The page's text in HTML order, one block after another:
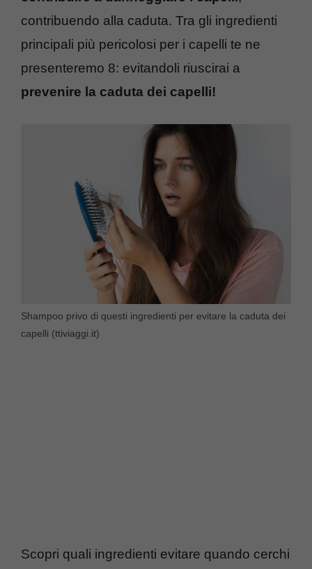
contribuendo alla caduta. Tra gli ingredienti
principali più pericolosi per i capelli te ne
presenteremo 8: evitandoli riuscirai a
prevenire la caduta dei capelli!
Shampoo privo di questi ingredienti per evitare la caduta dei
capelli (ttiviaggi.it)
Scopri quali ingredienti evitare quando cerchi